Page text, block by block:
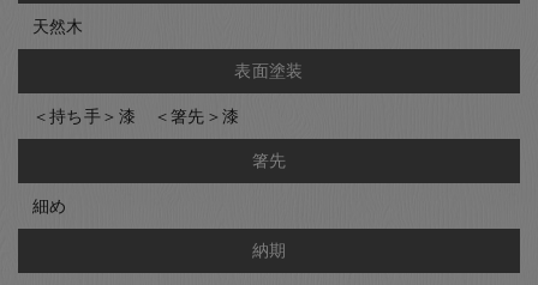
天然木
表面塗装
＜持ち手＞漆 ＜箸先＞漆
箸先
細め
納期